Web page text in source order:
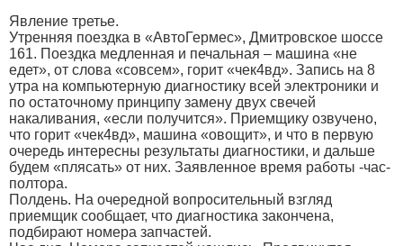
Явление третье.
Утренняя поездка в «АвтоГермес», Дмитровское шоссе
161. Поездка медленная и печальная – машина «не
едет», от слова «совсем», горит «чек4вд». Запись на 8
утра на компьютерную диагностику всей электроники и
по остаточному принципу замену двух свечей
накаливания, «если получится». Приемщику озвучено,
что горит «чек4вд», машина «овощит», и что в первую
очередь интересны результаты диагностики, и дальше
будем «плясать» от них. Заявленное время работы -час-
полтора.
Полдень. На очередной вопросительный взгляд
приемщик сообщает, что диагностика закончена,
подбирают номера запчастей.